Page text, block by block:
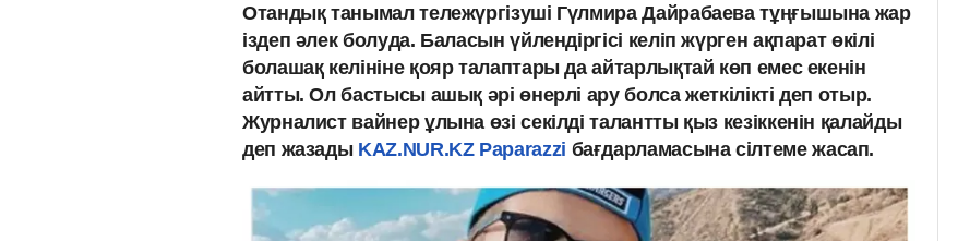
Отандық танымал тележүргізуші Гүлмира Дайрабаева тұңғышына жар
іздеп әлек болуда. Баласын үйлендіргісі келіп жүрген ақпарат өкілі
болашақ келініне қояр талаптары да айтарлықтай көп емес екенін
айтты. Ол бастысы ашық әрі өнерлі ару болса жеткілікті деп отыр.
Журналист вайнер ұлына өзі секілді талантты қыз кезіккенін қалайды
деп жазадыKAZ.NUR.KZ Paparazzi бағдарламасына сілтеме жасап.